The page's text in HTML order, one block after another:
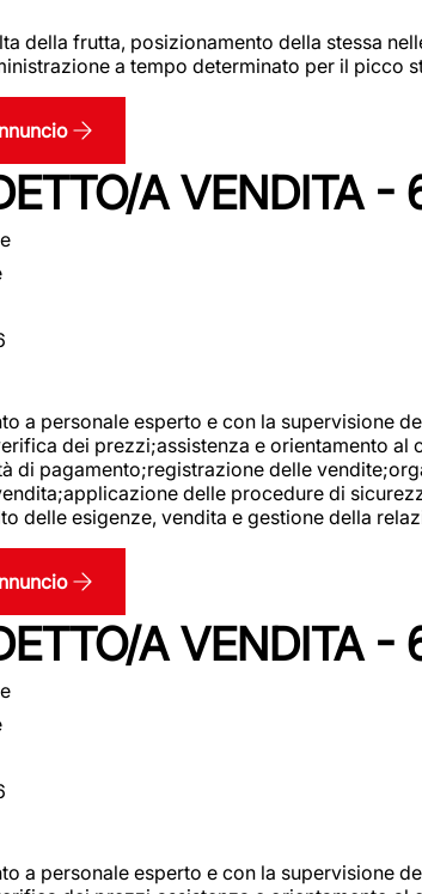
della frutta, posizionamento della stessa
a tempo determinato per il picco
A VENDITA -
a personale esperto e con la supervisione
dei prezzi;assistenza e orientamento
di pagamento;registrazione delle
delle procedure di
delle esigenze, vendita e gestione della
A VENDITA -
a personale esperto e con la supervisione